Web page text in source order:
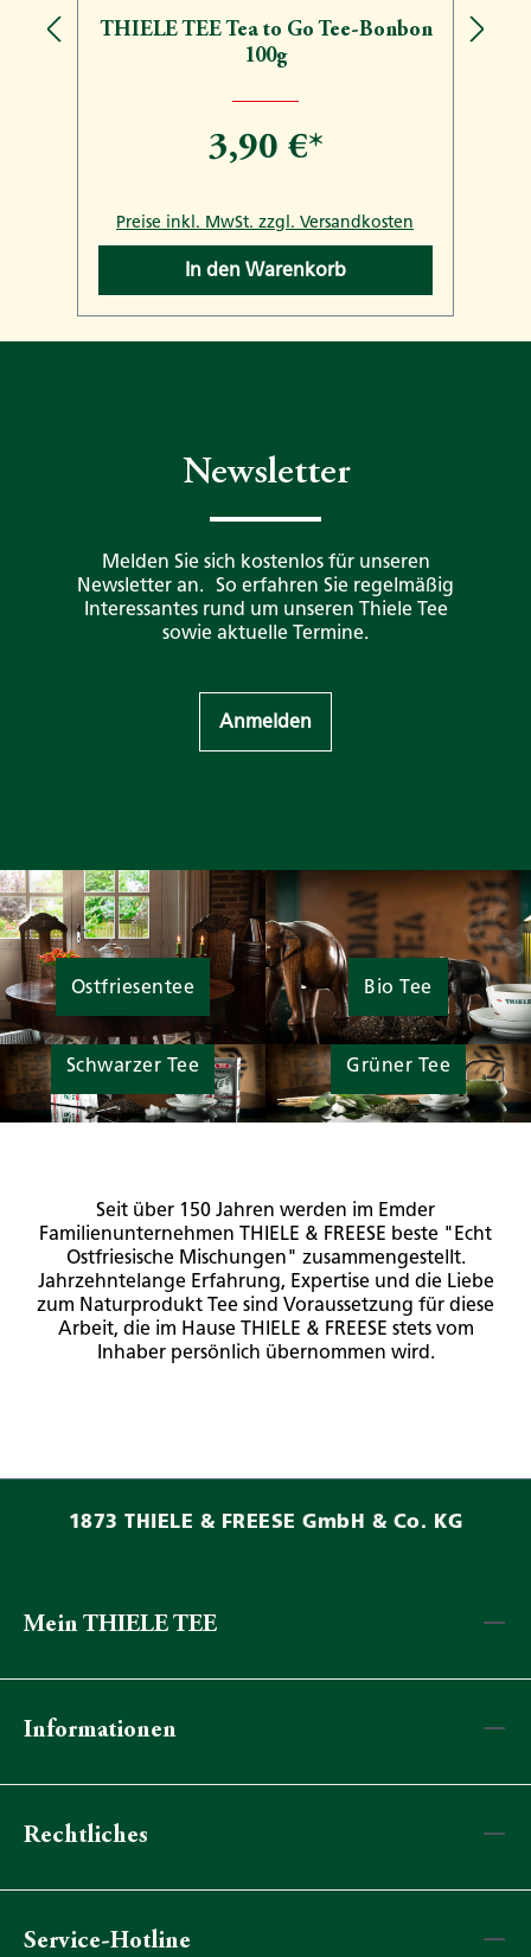
THIELE TEE Tea to Go Tee-Bonbon
100g
3,90 €*
Preise inkl. MwSt. zzgl. Versandkosten
In den Warenkorb
Newsletter
Melden Sie sich kostenlos für unseren
Newsletter an. So erfahren Sie regelmäßig
Interessantes rund um unseren Thiele Tee
sowie aktuelle Termine.
Anmelden
Ostfriesentee Bio Tee
Schwarzer Tee Grüner Tee
Seit über 150 Jahren werden im Emder
Familienunternehmen THIELE & FREESE beste "Echt
Ostfriesische Mischungen" zusammengestellt.
Jahrzehntelange Erfahrung, Expertise und die Liebe
zum Naturprodukt Tee sind Voraussetzung für diese
Arbeit, die im Hause THIELE & FREESE stets vom
Inhaber persönlich übernommen wird.
1873 THIELE & FREESE GmbH & Co. KG
Mein THIELE TEE
Informationen
Rechtliches
Service-Hotline